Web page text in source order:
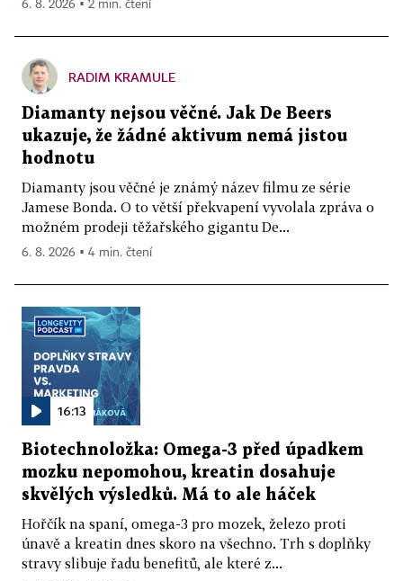
6. 8. 2026 ▪ 2 min. čtení
RADIM KRAMULE
Diamanty nejsou věčné. Jak De Beers
ukazuje, že žádné aktivum nemá jistou
hodnotu
Diamanty jsou věčné je známý název filmu ze série
Jamese Bonda. O to větší překvapení vyvolala zpráva o
možném prodeji těžařského gigantu De...
6. 8. 2026 ▪ 4 min. čtení
16:13
Biotechnoložka: Omega-3 před úpadkem
mozku nepomohou, kreatin dosahuje
skvělých výsledků. Má to ale háček
Hořčík na spaní, omega-3 pro mozek, železo proti
únavě a kreatin dnes skoro na všechno. Trh s doplňky
stravy slibuje řadu benefitů, ale které z...